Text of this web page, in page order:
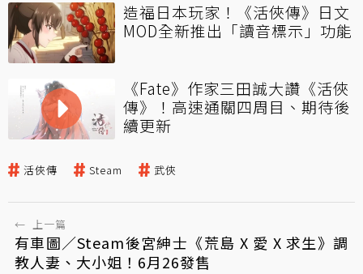
造福日本玩家！《活俠傳》日文
MOD全新推出「讀音標示」功能
《Fate》作家三田誠大讚《活俠
傳》！高速通關四周目、期待後
續更新
活俠傳 Steam 武俠
← 上一篇
有車圖／Steam後宮紳士《荒島 X 愛 X 求生》調
教人妻、大小姐！6月26發售